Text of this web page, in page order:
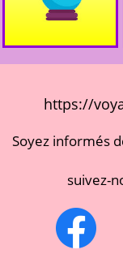
https://
Soyez informés
suivez-